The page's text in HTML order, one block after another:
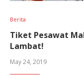
Berita
Tiket Pesawat
Lambat!
May 24, 2019